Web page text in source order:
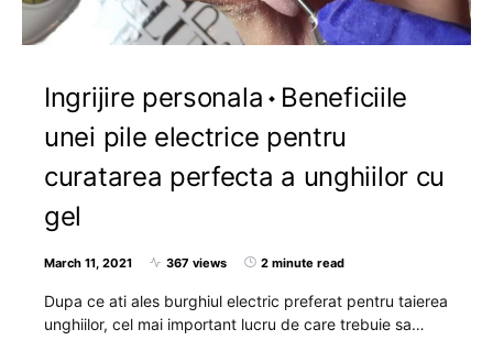
Ingrijire personala
Beneficiile
unei pile electrice pentru
curatarea perfecta a unghiilor cu
gel
March 11, 2021 367 views 2 minute read
Dupa ce ati ales burghiul electric preferat pentru taierea
unghiilor, cel mai important lucru de care trebuie sa…